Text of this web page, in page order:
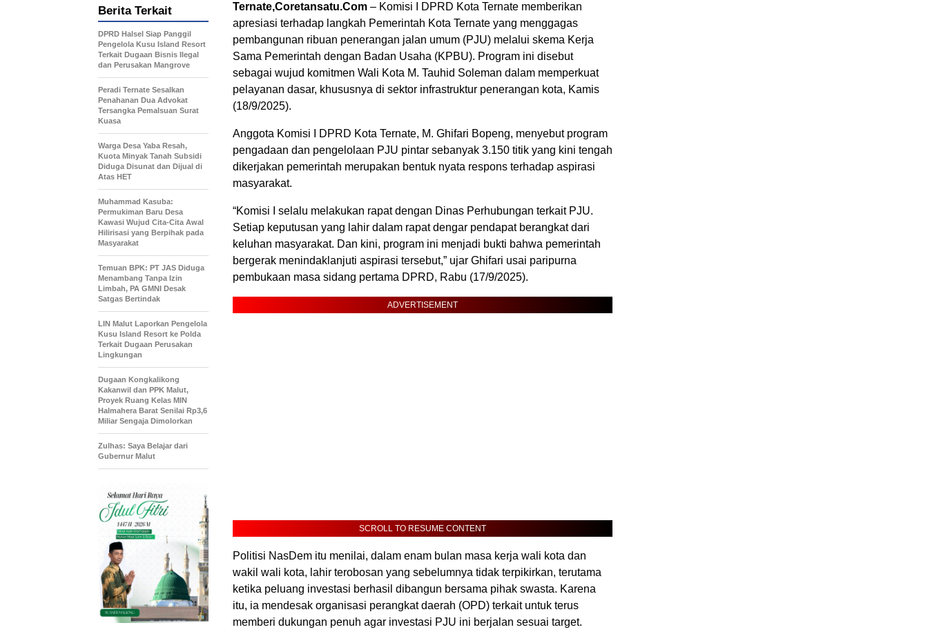
Ternate,Coretansatu.Com – Komisi I DPRD Kota Ternate memberikan
apresiasi terhadap langkah Pemerintah Kota Ternate yang menggagas
pembangunan ribuan penerangan jalan umum (PJU) melalui skema Kerja
Sama Pemerintah dengan Badan Usaha (KPBU). Program ini disebut
sebagai wujud komitmen Wali Kota M. Tauhid Soleman dalam memperkuat
pelayanan dasar, khususnya di sektor infrastruktur penerangan kota, Kamis
(18/9/2025).
Anggota Komisi I DPRD Kota Ternate, M. Ghifari Bopeng, menyebut program
pengadaan dan pengelolaan PJU pintar sebanyak 3.150 titik yang kini tengah
dikerjakan pemerintah merupakan bentuk nyata respons terhadap aspirasi
masyarakat.
“Komisi I selalu melakukan rapat dengan Dinas Perhubungan terkait PJU.
Setiap keputusan yang lahir dalam rapat dengar pendapat berangkat dari
keluhan masyarakat. Dan kini, program ini menjadi bukti bahwa pemerintah
bergerak menindaklanjuti aspirasi tersebut,” ujar Ghifari usai paripurna
pembukaan masa sidang pertama DPRD, Rabu (17/9/2025).
ADVERTISEMENT
SCROLL TO RESUME CONTENT
Politisi NasDem itu menilai, dalam enam bulan masa kerja wali kota dan
wakil wali kota, lahir terobosan yang sebelumnya tidak terpikirkan, terutama
ketika peluang investasi berhasil dibangun bersama pihak swasta. Karena
itu, ia mendesak organisasi perangkat daerah (OPD) terkait untuk terus
memberi dukungan penuh agar investasi PJU ini berjalan sesuai target.
Berita Terkait
DPRD Halsel Siap Panggil
Pengelola Kusu Island Resort
Terkait Dugaan Bisnis Ilegal
dan Perusakan Mangrove
Peradi Ternate Sesalkan
Penahanan Dua Advokat
Tersangka Pemalsuan Surat
Kuasa
Warga Desa Yaba Resah,
Kuota Minyak Tanah Subsidi
Diduga Disunat dan Dijual di
Atas HET
Muhammad Kasuba:
Permukiman Baru Desa
Kawasi Wujud Cita-Cita Awal
Hilirisasi yang Berpihak pada
Masyarakat
Temuan BPK: PT JAS Diduga
Menambang Tanpa Izin
Limbah, PA GMNI Desak
Satgas Bertindak
LIN Malut Laporkan Pengelola
Kusu Island Resort ke Polda
Terkait Dugaan Perusakan
Lingkungan
Dugaan Kongkalikong
Kakanwil dan PPK Malut,
Proyek Ruang Kelas MIN
Halmahera Barat Senilai Rp3,6
Miliar Sengaja Dimolorkan
Zulhas: Saya Belajar dari
Gubernur Malut